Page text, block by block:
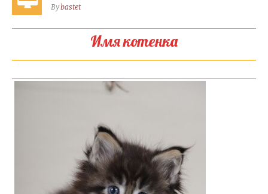
Bybastet
Имя котенка